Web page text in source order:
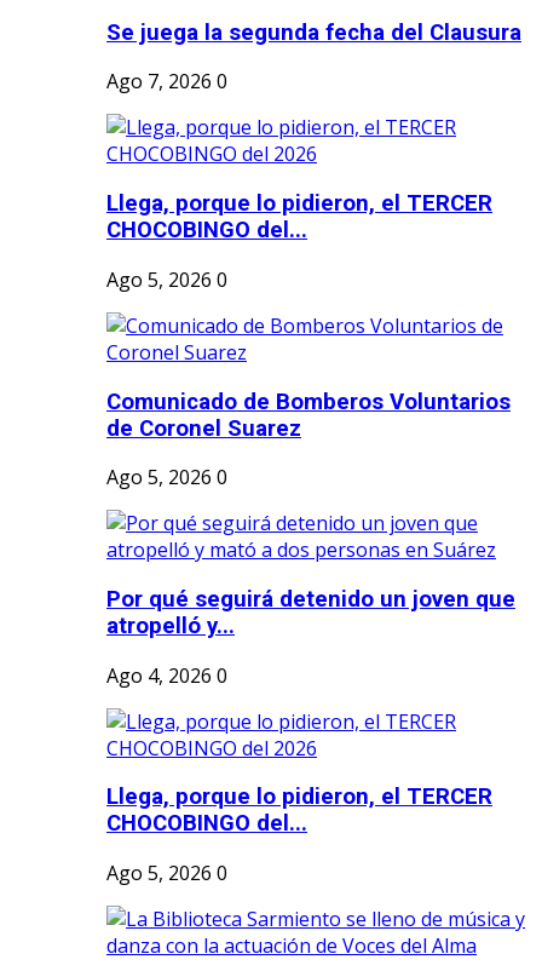
Se juega la segunda fecha del Clausura
Ago 7, 2026 0
Llega, porque lo pidieron, el TERCER
CHOCOBINGO del...
Ago 5, 2026 0
Comunicado de Bomberos Voluntarios
de Coronel Suarez
Ago 5, 2026 0
Por qué seguirá detenido un joven que
atropelló y...
Ago 4, 2026 0
Llega, porque lo pidieron, el TERCER
CHOCOBINGO del...
Ago 5, 2026 0